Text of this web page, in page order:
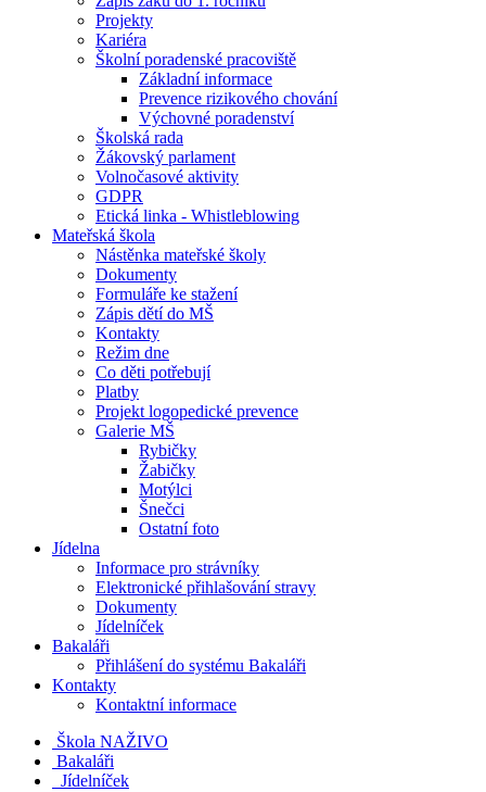
Projekty
Kariéra
Školní poradenské pracoviště
Základní informace
Prevence rizikového chování
Výchovné poradenství
Školská rada
Žákovský parlament
Volnočasové aktivity
GDPR
Etická linka - Whistleblowing
Mateřská škola
Nástěnka mateřské školy
Dokumenty
Formuláře ke stažení
Zápis dětí do MŠ
Kontakty
Režim dne
Co děti potřebují
Platby
Projekt logopedické prevence
Galerie MŠ
Rybičky
Žabičky
Motýlci
Šnečci
Ostatní foto
Jídelna
Informace pro strávníky
Elektronické přihlašování stravy
Dokumenty
Jídelníček
Bakaláři
Přihlášení do systému Bakaláři
Kontakty
Kontaktní informace
Škola NAŽIVO
Bakaláři
Jídelníček